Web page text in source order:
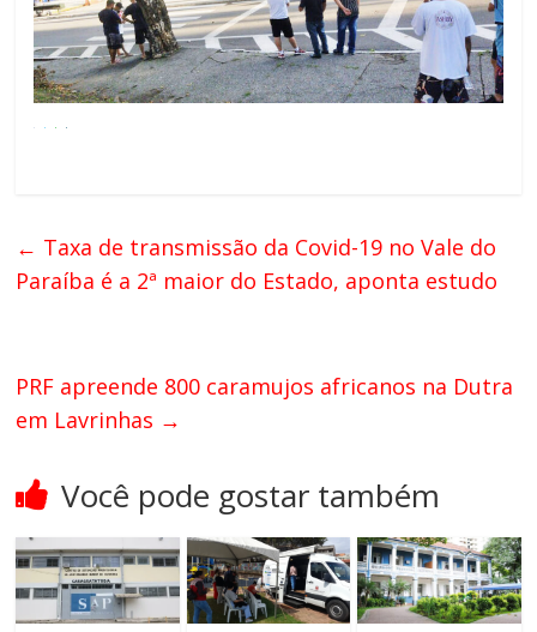
← Taxa de transmissão da Covid-19 no Vale do
Paraíba é a 2ª maior do Estado, aponta estudo
PRF apreende 800 caramujos africanos na Dutra
em Lavrinhas →
Você pode gostar também